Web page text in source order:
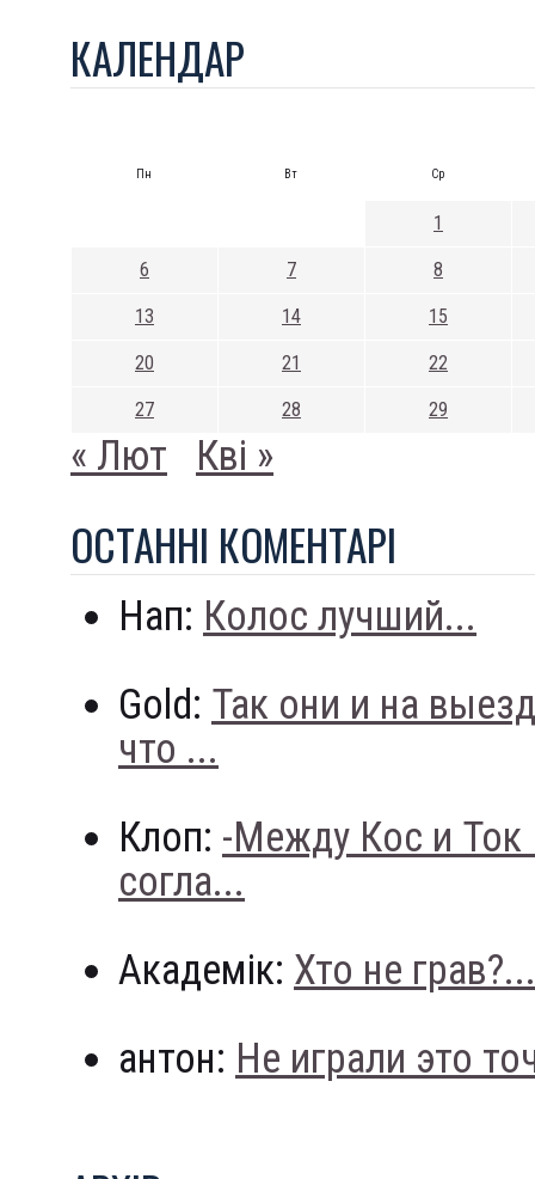
КАЛЕНДАР
Пн Вт Ср
1
6 7 8
13 14 15
20 21 22
27 28 29
« Лют Кві »
ОСТАННI КОМЕНТАРI
Нап: Колос лучший...
Gold: Так они и на
что ...
Клоп: -Между Кос и
согла...
Академік: Хто не грав?...
антон: Не играли это